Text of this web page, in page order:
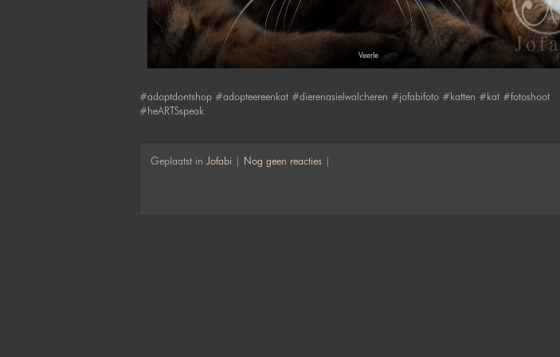
Veerle
#adoptdontshop #adopteereenkat #dierenasielwalcheren #jofabifoto #katten #kat #fotoshoot
#heARTSspeak
Geplaatst in Jofabi | Nog geen reacties|